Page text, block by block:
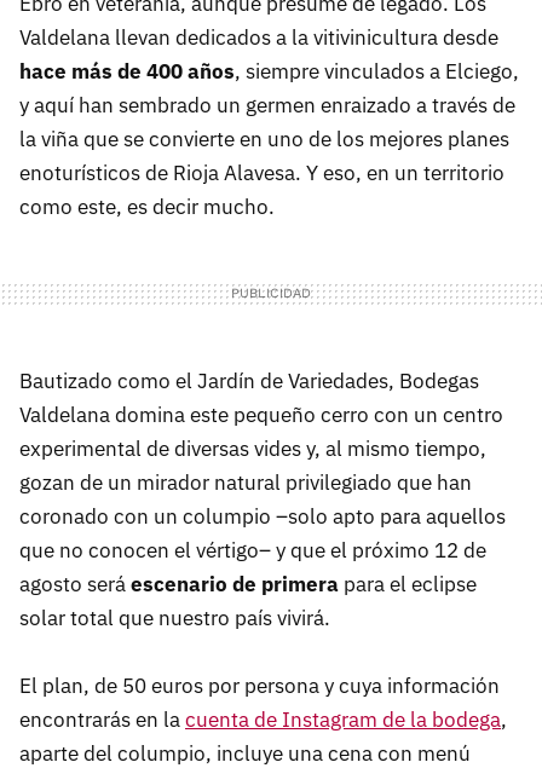
Valdelana llevan dedicados a la vitivinicultura desde
hace más de 400 años, siempre vinculados a Elciego,
y aquí han sembrado un germen enraizado a través de
la viña que se convierte en uno de los mejores planes
enoturísticos de Rioja Alavesa. Y eso, en un territorio
como este, es decir mucho.
Bautizado como el Jardín de Variedades, Bodegas
Valdelana domina este pequeño cerro con un centro
experimental de diversas vides y, al mismo tiempo,
gozan de un mirador natural privilegiado que han
coronado con un columpio –solo apto para aquellos
que no conocen el vértigo– y que el próximo 12 de
agosto seráescenario de primera para el eclipse
solar total que nuestro país vivirá.
El plan, de 50 euros por persona y cuya información
encontrarás en lacuenta de Instagram de la bodega,
aparte del columpio, incluye una cena con menú